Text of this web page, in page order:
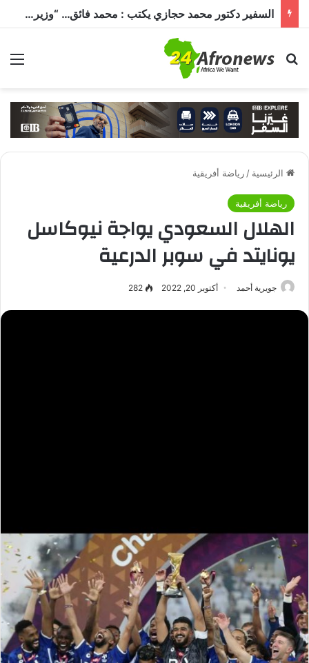
السفير دكتور محمد حجازي يكتب : محمد فائق… “وزير إفريقيا” الذي حمل رسالة القاهرة إلى القارة السمراء
بحث عن
الرئيسية / رياضة أفريقية
رياضة أفريقية
الهلال السعودي يواجة نيوكاسل
يونايتد في سوبر الدرعية
جويرية أحمد أكتوبر 20, 2022 282